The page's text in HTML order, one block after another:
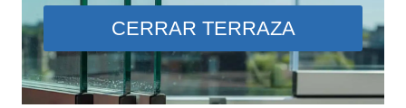
CERRAR TERRAZA